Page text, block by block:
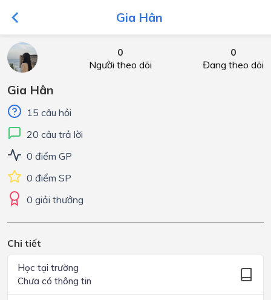
Gia Hân
0
Người theo dõi
0
Đang theo dõi
Gia Hân
15 câu hỏi
20 câu trả lời
0 điểm GP
0 điểm SP
0 giải thưởng
Chi tiết
Học tại trường
Chưa có thông tin